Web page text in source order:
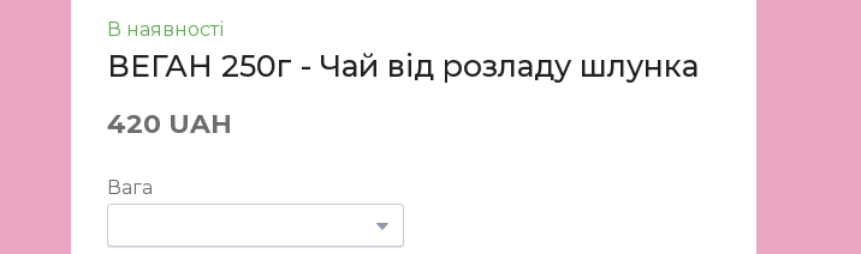
В наявності
ВЕГАН 250г - Чай від розладу шлунка
420 UAH
Вага